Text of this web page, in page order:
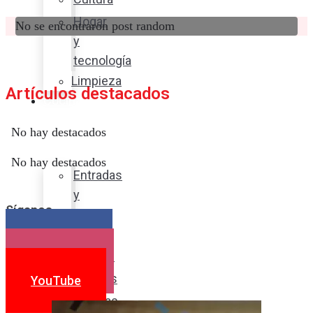
Hogar
y
tecnología
Limpieza
Cocina
sabor
Entradas
y
Postres
Bebidas
No se encontraron post random
Artículos destacados
No hay destacados
No hay destacados
Síganos
YouTube